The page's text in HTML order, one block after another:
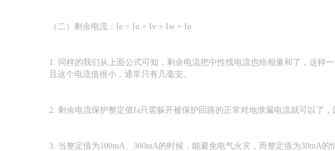
（二）剩余电流：Ie = Iu + Iv + Iw + In
1. 同样的我们从上面公式可知，剩余电流把中性线电流也给相量和了，这样
且这个电流值很小，通常只有几毫安。
2. 剩余电流保护整定值Ia只需躲开被保护回路的正常对地泄漏电流就可以了
3. 当整定值为100mA、300mA的时候，能避免电气火灾，而整定值为30mA的